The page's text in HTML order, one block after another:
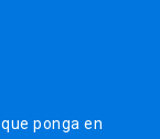
ponga en